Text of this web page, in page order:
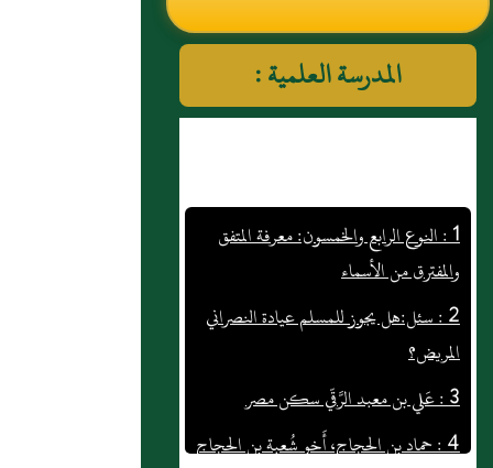
النووي رحمهم الله تعالى
المدرسة العلمية :
1 : النوع الرابع والخمسون‏:‏ معرفة المتفق
والمفترق من الأسماء
2 : سئل:هل يجوز للمسلم عيادة النصراني
المريض؟
3 : عَلي بن معبد الرَّقّي سكن مصر
4 : حماد بن الحجاج، أَخو شُعبة بن الحجاج
5 : مالك بن نُمَير الخُزاعي، الأزدي من أهل